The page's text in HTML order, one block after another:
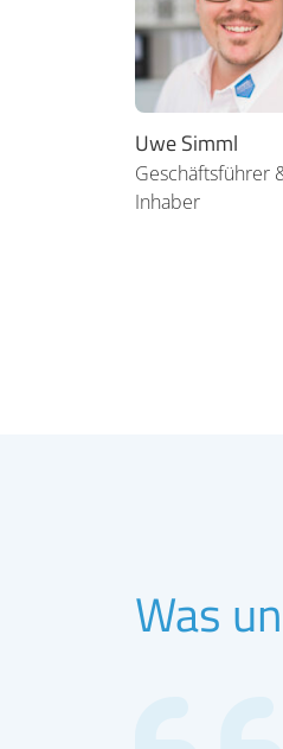
Simml GmbH bietet
und Ihre Bedürfnisse
Uwe Simml
Geschäftsführer
Inhaber
Was